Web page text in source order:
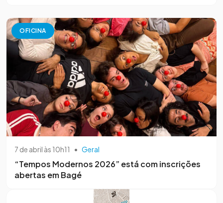
OFICINA
7 de abril às 10h11 • Geral
“Tempos Modernos 2026” está com inscrições
abertas em Bagé